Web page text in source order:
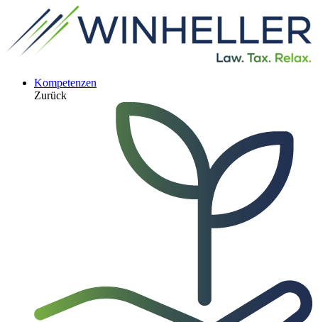
Kompetenzen
Zurück